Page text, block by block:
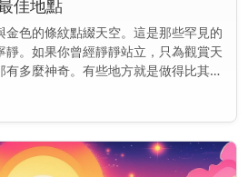
佳地點
金色的條紋點綴天空。這是那些罕見的
。如果你曾經靜靜站立，只為觀賞天
多麼神奇。有些地方就是做得比其他
是為你而畫的一樣。 快速見解： 前